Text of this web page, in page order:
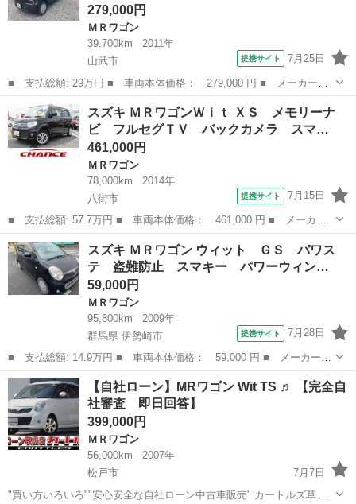
279,000円
ＭＲワゴン
39,700km
2011年
山武市
提携サイト 7月25日
■ 支払総額: 29万円 ■ 車両本体価格： 279,000 円 ■ メーカー
名： スズキ ■ 車種名： ＭＲワゴン ■ グレード名： Ｘアイド
リングストップ バックカメラ フルオートエアコン スマートキ
ー パワーウインド...
千葉 山武市 ＭＲワゴン
スズキ ＭＲワゴンＷｉｔ ＸＳ メモリーナ
ビ フルセグＴＶ バックカメラ スマ…
461,000円
ＭＲワゴン
78,000km
2014年
八街市
提携サイト 7月15日
■ 支払総額: 57.7万円 ■ 車両本体価格： 461,000 円 ■ メーカー
名： スズキ ■ 車種名： ＭＲワゴンＷｉｔ ■ グレード名： Ｘ
Ｓ メモリーナビ フルセグＴＶ バックカメラ スマートキー 運
転席エアバッ...
千葉 八街市 ＭＲワゴン
スズキ ＭＲワゴン ウィット ＧＳ パワス
テ 盗難防止 スマキー パワーウィン…
59,000円
ＭＲワゴン
95,800km
2009年
群馬県 伊勢崎市
提携サイト 7月28日
■ 支払総額: 14.9万円 ■ 車両本体価格： 59,000 円 ■ メーカー
名： スズキ ■ 車種名： ＭＲワゴン ■ グレード名： ウィッ
ト ＧＳ パワステ 盗難防止 スマキー パワーウィンドウ ＡＢ
Ｓ 衝突安全ボデ...
群馬 伊勢崎市 ＭＲワゴン
【自社ローン】MRワゴン Wit TS ♬ 【完全自
社審査 即日回答】
399,000円
ＭＲワゴン
56,000km
2007年
松戸市
7月7日
"買い方いろいろ""安心安全な自社ローン中古車販売" カートルズ草加